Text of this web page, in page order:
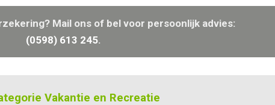
Mail ons of bel voor persoonlijk advies:
(0598) 613 245.
Vakantie en Recreatie